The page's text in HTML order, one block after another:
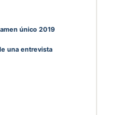
único 2019
una entrevista